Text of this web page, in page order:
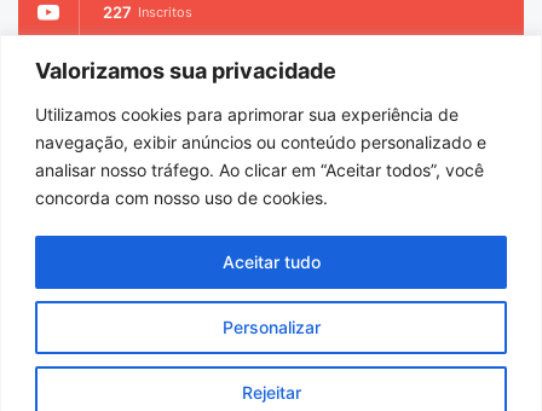
Valorizamos sua privacidade
Utilizamos cookies para aprimorar sua experiência de
navegação, exibir anúncios ou conteúdo personalizado e
analisar nosso tráfego. Ao clicar em “Aceitar todos”, você
concorda com nosso uso de cookies.
Personalizar
Rejeitar
Aceitar tudo
227 Inscritos
2.733 Seguidores
© Copyright 2026Portel Notícias. Todos os direitos reservados |
Hospedado pori9 Digital
Facebook
X YouTube